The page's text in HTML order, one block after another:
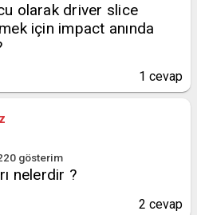
olarak driver slice
için impact anında
1 cevap
gösterim
nelerdir ?
2 cevap